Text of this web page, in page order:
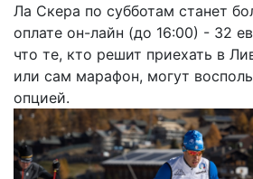
Ла Скера по субботам станет
оплате он-лайн (до 16:00) - 32
что те, кто решит приехать в
или сам марафон, могут
опцией.